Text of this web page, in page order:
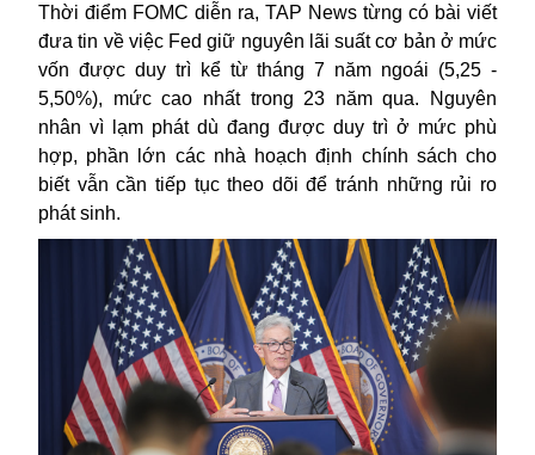
Thời điểm FOMC diễn ra, TAP News từng có bài viết
đưa tin về việc Fed giữ nguyên lãi suất cơ bản ở mức
vốn được duy trì kể từ tháng 7 năm ngoái (5,25 -
5,50%), mức cao nhất trong 23 năm qua. Nguyên
nhân vì lạm phát dù đang được duy trì ở mức phù
hợp, phần lớn các nhà hoạch định chính sách cho
biết vẫn cần tiếp tục theo dõi để tránh những rủi ro
phát sinh.